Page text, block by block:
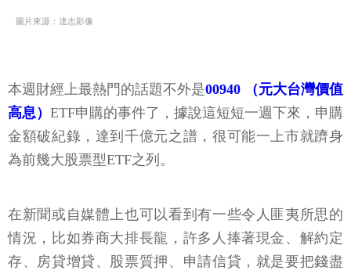
圖片來源：達志影像
本週財經上最熱門的話題不外是00940 （元大台灣價值
高息） ETF申購的事件了，據說這短短一週下來，申購
金額破紀錄，達到千億元之譜，很可能一上市就躋身
為前幾大股票型ETF之列。
在新聞或自媒體上也可以看到有一些令人匪夷所思的
情況，比如券商大排長龍，許多人捧著現金、解約定
存、房貸增貸、股票質押、申請信貸，就是要把錢盡